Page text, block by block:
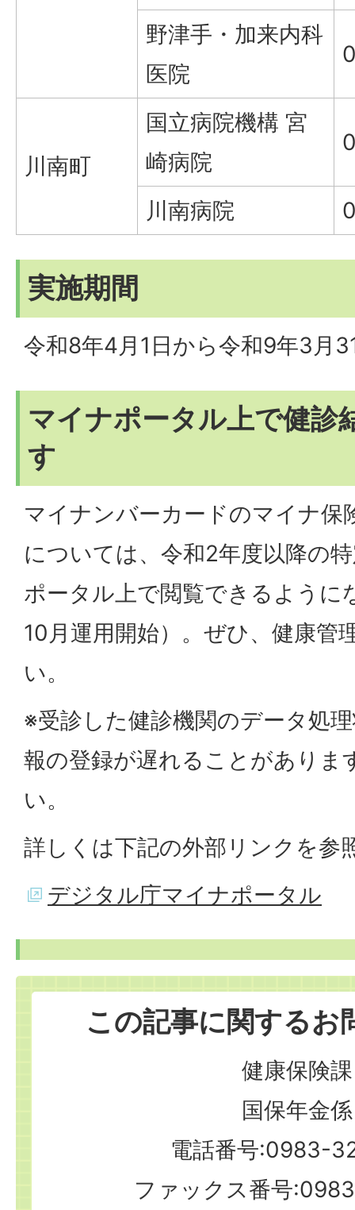
野津手・加来内科
医院
川南町
国立病院機構 宮
崎病院
川南病院
実施期間
令和8年4月1日から令和9年3月
マイナポータル上で健診
す
マイナンバーカードのマイナ保
については、令和2年度以降の
ポータル上で閲覧できるように
10月運用開始）。ぜひ、健康管
い。
※受診した健診機関のデータ処
報の登録が遅れることがありま
い。
詳しくは下記の外部リンクを参
デジタル庁マイナポータル
この記事に関するお
健康保険課
国保年金係
電話番号:0983-
ファックス番号